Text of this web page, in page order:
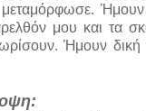
μου και τα
Ήμουν δική